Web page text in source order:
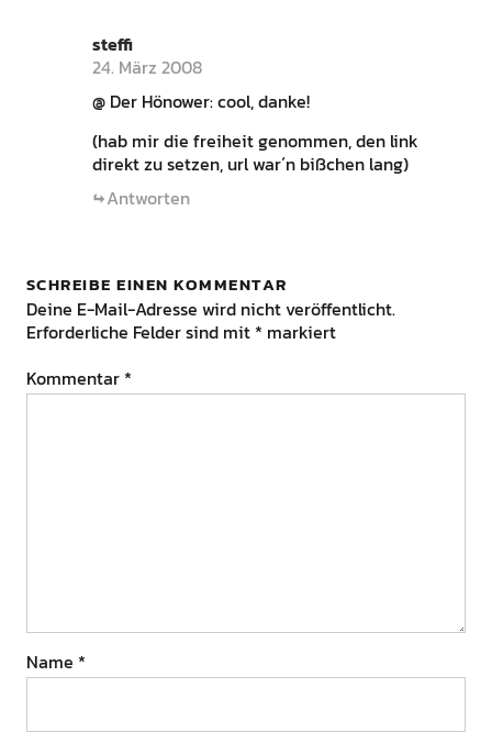
steffi
24. März 2008
@ Der Hönower: cool, danke!
(hab mir die freiheit genommen, den link
direkt zu setzen, url war´n bißchen lang)
Antworten
SCHREIBE EINEN KOMMENTAR
Deine E-Mail-Adresse wird nicht veröffentlicht.
Erforderliche Felder sind mit * markiert
Kommentar *
Name *